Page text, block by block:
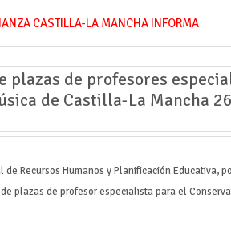
CASTILLA-LA MANCHA INFORMA
plazas de profesores
de Castilla-La Mancha
Recursos Humanos y Planificación Educativa,
plazas de profesor especialista para el